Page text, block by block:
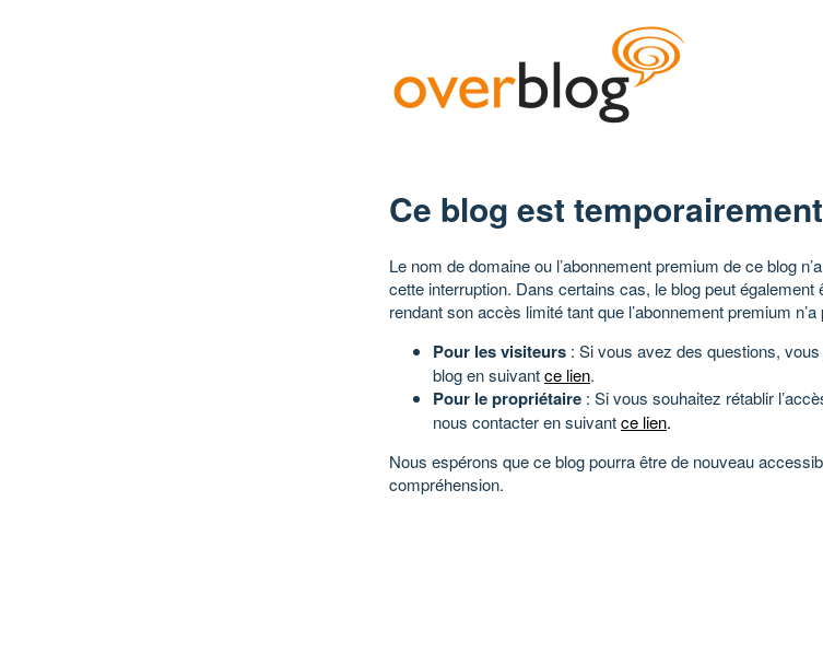
Ce blog est
Le nom de domaine ou l’abonnement premium de ce blog
cette interruption. Dans certains cas, le blog peut
rendant son accès limité tant que l’abonnement premium
Pour les visiteurs : Si vous avez des questions,
blog en suivantce lien.
Pour le propriétaire : Si vous souhaitez rétablir
nous contacter en suivantce lien.
Nous espérons que ce blog pourra être de nouveau
compréhension.